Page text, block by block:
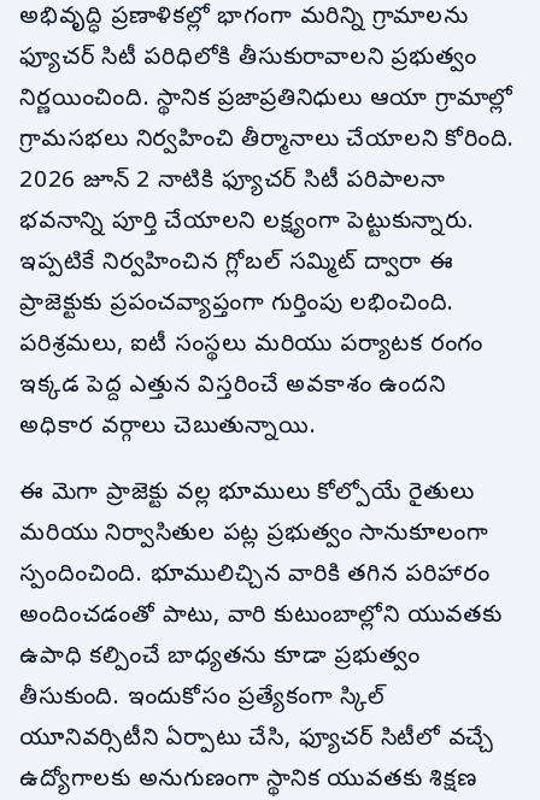
అభివృద్ధి ప్రణాళికల్లో భాగంగా మరిన్ని గ్రామాలను
ఫ్యూచర్ సిటీ పరిధిలోకి తీసుకురావాలని ప్రభుత్వం
నిర్ణయించింది. స్థానిక ప్రజాప్రతినిధులు ఆయా గ్రామాల్లో
గ్రామసభలు నిర్వహించి తీర్మానాలు చేయాలని కోరింది.
2026 జూన్ 2 నాటికి ఫ్యూచర్ సిటీ పరిపాలనా
భవనాన్ని పూర్తి చేయాలని లక్ష్యంగా పెట్టుకున్నారు.
ఇప్పటికే నిర్వహించిన గ్లోబల్ సమ్మిట్ ద్వారా ఈ
ప్రాజెక్టుకు ప్రపంచవ్యాప్తంగా గుర్తింపు లభించింది.
పరిశ్రమలు, ఐటీ సంస్థలు మరియు పర్యాటక రంగం
ఇక్కడ పెద్ద ఎత్తున విస్తరించే అవకాశం ఉందని
అధికార వర్గాలు చెబుతున్నాయి.
ఈ మెగా ప్రాజెక్టు వల్ల భూములు కోల్పోయే రైతులు
మరియు నిర్వాసితుల పట్ల ప్రభుత్వం సానుకూలంగా
స్పందించింది. భూములిచ్చిన వారికి తగిన పరిహారం
అందించడంతో పాటు, వారి కుటుంబాల్లోని యువతకు
ఉపాధి కల్పించే బాధ్యతను కూడా ప్రభుత్వం
తీసుకుంది. ఇందుకోసం ప్రత్యేకంగా స్కిల్
యూనివర్సిటీని ఏర్పాటు చేసి, ఫ్యూచర్ సిటీలో వచ్చే
ఉద్యోగాలకు అనుగుణంగా స్థానిక యువతకు శిక్షణ